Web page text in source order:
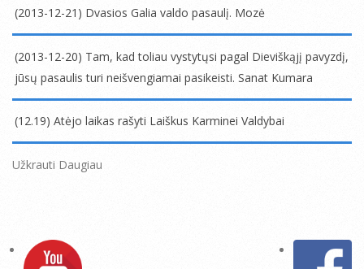
12-
22
(2013-12-21) Dvasios Galia valdo pasaulį. Mozė
2013-
12-
21
(2013-12-20) Tam, kad toliau vystytųsi pagal Dieviškąjį pavyzdį,
jūsų pasaulis turi neišvengiamai pasikeisti. Sanat Kumara
2013-
12-
20
(12.19) Atėjo laikas rašyti Laiškus Karminei Valdybai
2013-
12-
Užkrauti Daugiau